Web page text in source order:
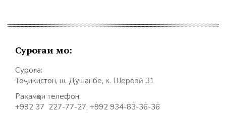
Суроғаи мо:
Суроға:
Тоҷикистон, ш. Душанбе, к. Шерозӣ 31
Рақамҳои телефон:
+992 37 227-77-27, +992 934-83-36-36